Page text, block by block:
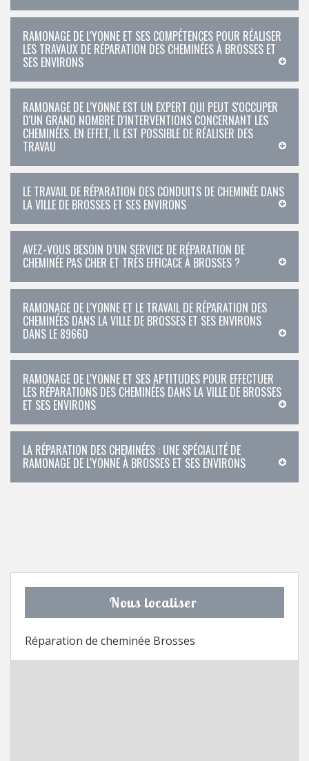
RAMONAGE DE L'YONNE ET SES COMPÉTENCES POUR RÉALISER
LES TRAVAUX DE RÉPARATION DES CHEMINÉES À BROSSES ET
SES ENVIRONS
RAMONAGE DE L'YONNE EST UN EXPERT QUI PEUT S'OCCUPER
D'UN GRAND NOMBRE D'INTERVENTIONS CONCERNANT LES
CHEMINÉES. EN EFFET, IL EST POSSIBLE DE RÉALISER DES
TRAVAU
LE TRAVAIL DE RÉPARATION DES CONDUITS DE CHEMINÉE DANS
LA VILLE DE BROSSES ET SES ENVIRONS
AVEZ-VOUS BESOIN D’UN SERVICE DE RÉPARATION DE
CHEMINÉE PAS CHER ET TRÈS EFFICACE À BROSSES ?
RAMONAGE DE L'YONNE ET LE TRAVAIL DE RÉPARATION DES
CHEMINÉES DANS LA VILLE DE BROSSES ET SES ENVIRONS
DANS LE 89660
RAMONAGE DE L'YONNE ET SES APTITUDES POUR EFFECTUER
LES RÉPARATIONS DES CHEMINÉES DANS LA VILLE DE BROSSES
ET SES ENVIRONS
LA RÉPARATION DES CHEMINÉES : UNE SPÉCIALITÉ DE
RAMONAGE DE L'YONNE À BROSSES ET SES ENVIRONS
Nous localiser
Réparation de cheminée Brosses